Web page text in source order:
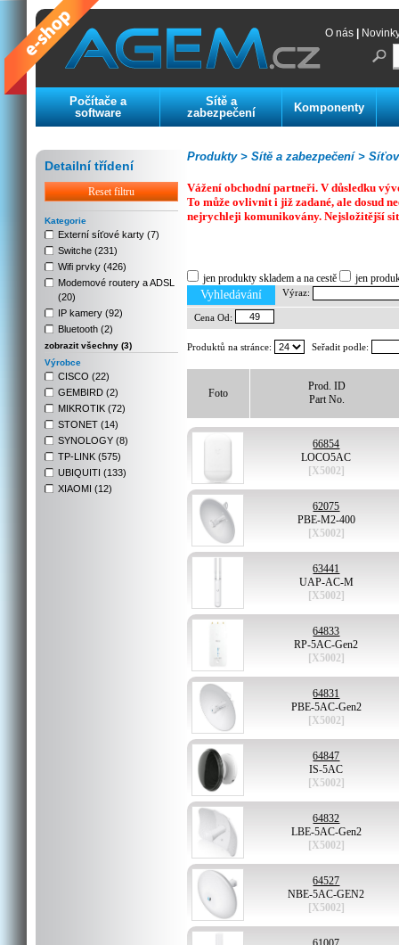
O nás
Počítače a
software
Sítě a
zabezpečení
Komponenty
Detailní třídení
Reset filtru
Kategorie
Externí síťové karty (7)
Switche (231)
Wifi prvky (426)
Modemové routery a ADSL
(20)
IP kamery (92)
Bluetooth (2)
zobrazit všechny (3)
Výrobce
CISCO (22)
GEMBIRD (2)
MIKROTIK (72)
STONET (14)
SYNOLOGY (8)
TP-LINK (575)
UBIQUITI (133)
XIAOMI (12)
Sítě a zabezpečení >
Produkty >
Vážení obchodní partneři. V důsledku
To může ovlivnit i již zadané, ale dosud
nejrychleji komunikovány. Nejsložitější
jen produkty skladem a na cestě jen
Vyhledávání Výraz:
Cena Od:
Produktů na stránce: Seřadit podle:
Foto
Prod. ID
Part No.
66854
LOCO5AC
[X5002]
62075
PBE-M2-400
[X5002]
63441
UAP-AC-M
[X5002]
64833
RP-5AC-Gen2
[X5002]
64831
PBE-5AC-Gen2
[X5002]
64847
IS-5AC
[X5002]
64832
LBE-5AC-Gen2
[X5002]
64527
NBE-5AC-GEN2
[X5002]